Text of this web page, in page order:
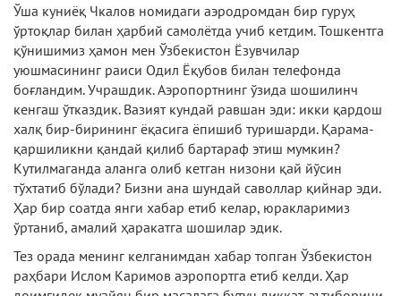
Ўша куниёқ Чкалов номидаги аэродромдан бир гуруҳ
ўртоқлар билан ҳарбий самолётда учиб кетдим. Тошкентга
қўнишимиз ҳамон мен Ўзбекистон Ёзувчилар
уюшмасининг раиси Одил Ёқубов билан телефонда
боғландим. Учрашдик. Аэропортнинг ўзида шошилинч
кенгаш ўтказдик. Вазият кундай равшан эди: икки қардош
халқ бир-бирининг ёқасига ёпишиб туришарди. Қарама-
қаршиликни қандай қилиб бартараф этиш мумкин?
Кутилмаганда аланга олиб кетган низони қай йўсин
тўхтатиб бўлади? Бизни ана шундай саволлар қийнар эди.
Ҳар бир соатда янги хабар етиб келар, юракларимиз
ўртаниб, амалий ҳаракатга шошилар эдик.
Тез орада менинг келганимдан хабар топган Ўзбекистон
раҳбари Ислом Каримов аэропортга етиб келди. Ҳар